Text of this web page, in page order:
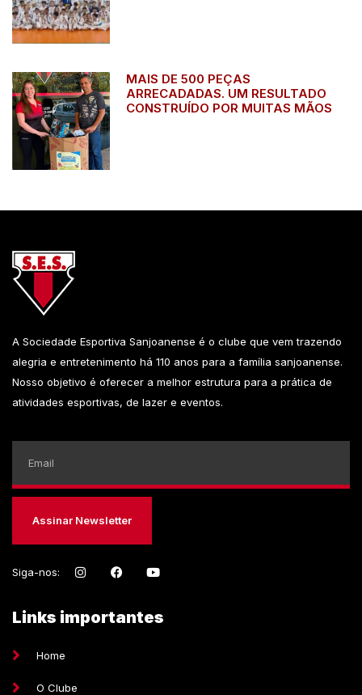
MAIS DE 500 PEÇAS
ARRECADADAS. UM RESULTADO
CONSTRUÍDO POR MUITAS MÃOS
A Sociedade Esportiva Sanjoanense é o clube que vem trazendo
alegria e entretenimento há 110 anos para a família sanjoanense.
Nosso objetivo é oferecer a melhor estrutura para a prática de
atividades esportivas, de lazer e eventos.
Assinar Newsletter
Siga-nos:
Links importantes
Home
O Clube